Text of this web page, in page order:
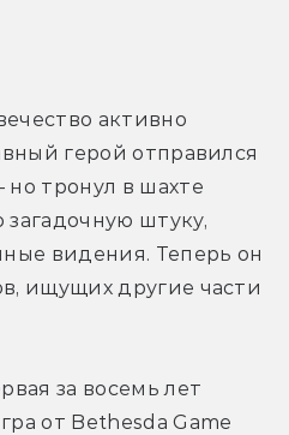
активно
герой отправился
тронул в шахте
штуку,
видения. Теперь он
ищущих другие части
за восемь лет
от Bethesda Game